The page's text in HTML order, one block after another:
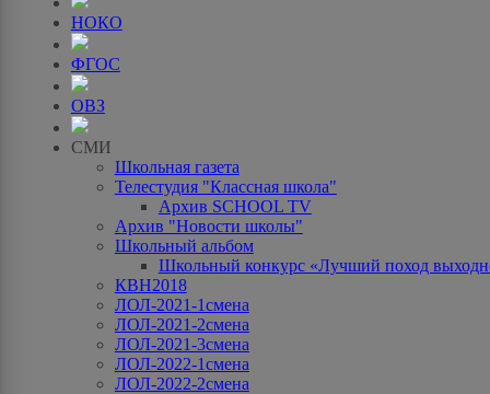
НОКО
ФГОС
ОВЗ
СМИ
Школьная газета
Телестудия "Классная школа"
Архив SCHOOL TV
Архив "Новости школы"
Школьный альбом
Школьный конкурс «Лучший поход
КВН2018
ЛОЛ-2021-1смена
ЛОЛ-2021-2смена
ЛОЛ-2021-3смена
ЛОЛ-2022-1смена
ЛОЛ-2022-2смена